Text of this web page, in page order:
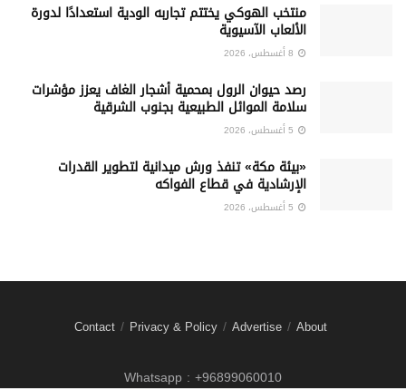
منتخب الهوكي يختتم تجاربه الودية استعدادًا لدورة
الألعاب الآسيوية
رصد حيوان الرول بمحمية أشجار الغاف يعزز مؤشرات
سلامة الموائل الطبيعية بجنوب الشرقية
«بيئة مكة» تنفذ ورش ميدانية لتطوير القدرات
الإرشادية في قطاع الفواكه
About
Advertise
Privacy & Policy
Contact
Whatsapp : +96899060010